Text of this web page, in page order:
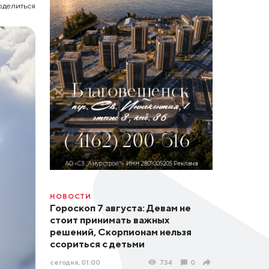
НОВОСТИ
Гороскоп 7 августа: Девам не
стоит принимать важных
решений, Скорпионам нельзя
ссориться с детьми
сегодня, 01:00 734 0